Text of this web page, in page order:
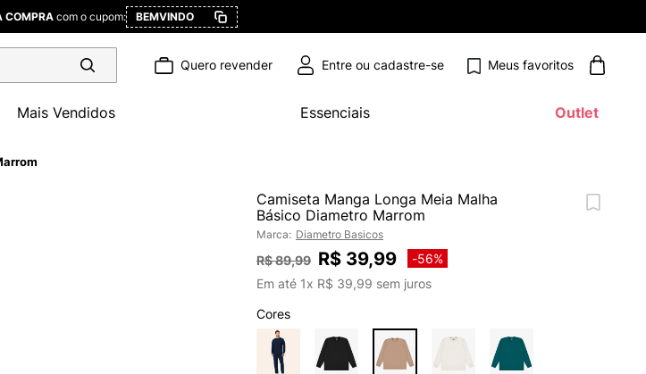
COMPRAcom o cupom: BEMVINDO
Quero revender Meus favoritos
Mais Vendidos Essenciais Outlet
Camiseta Manga Longa Meia Malha
Básico Diametro Marrom
Marca: Diametro Basicos
R$89,99 R$ 39,99 -56%
Em até 1x R$ 39,99 sem juros
Cores